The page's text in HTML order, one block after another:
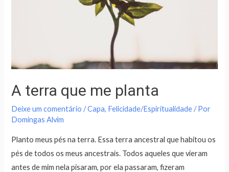
A terra que me planta
Deixe um comentário /Capa, Felicidade/Espiritualidade/ Por
Domingas Alvim
Planto meus pés na terra. Essa terra ancestral que habitou os
pés de todos os meus ancestrais. Todos aqueles que vieram
antes de mim nela pisaram, por ela passaram, fizeram